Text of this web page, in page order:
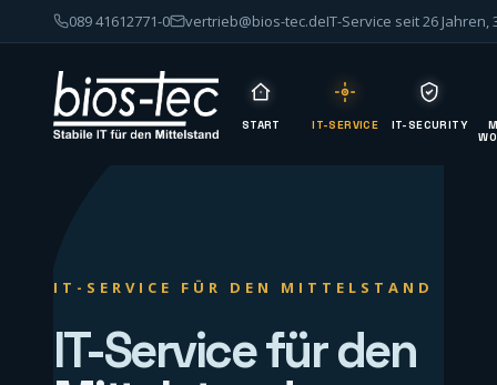
089 41612771-0 vertrieb@bios-tec.deIT-Service seit 26 Jahren,
START IT-SERVICE IT-SECURITY
IT-SERVICE FÜR DEN MITTELSTAND
IT-Service für den